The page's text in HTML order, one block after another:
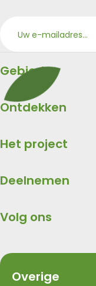
Gebied
Ontdekken
Het project
Deelnemen
Volg ons
Overige